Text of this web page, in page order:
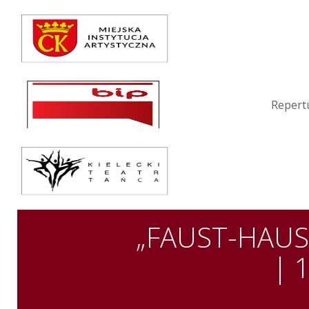
„FAUST-
|
Repertuar
Teatr / Zespół
Szkoła
Przestrzenie Sztuki
Warsztaty
Festiwal
Kurs instruktorski
Sprawozdania